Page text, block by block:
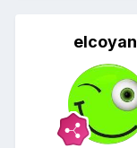
elcoyan